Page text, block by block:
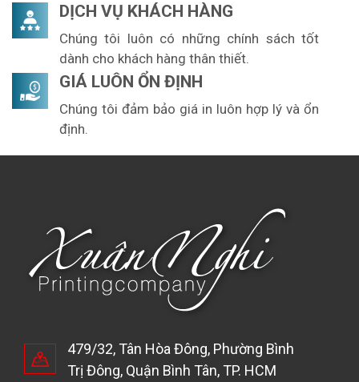
DỊCH VỤ KHÁCH HÀNG
Chúng tôi luôn có những chính sách tốt
dành cho khách hàng thân thiết.
GIÁ LUÔN ỔN ĐỊNH
Chúng tôi đảm bảo giá in luôn hợp lý và ổn
định.
479/32, Tân Hòa Đông, Phường Bình
Trị Đông, Quận Bình Tân, TP. HCM